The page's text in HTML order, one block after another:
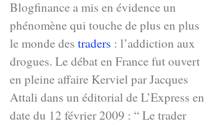
Blogfinance a mis en évidence un
phénomène qui touche de plus en plus
le monde des traders : l’addiction aux
drogues. Le débat en France fut ouvert
en pleine affaire Kerviel par Jacques
Attali dans un éditorial de L’Express en
date du 12 février 2009 : “ Le trader